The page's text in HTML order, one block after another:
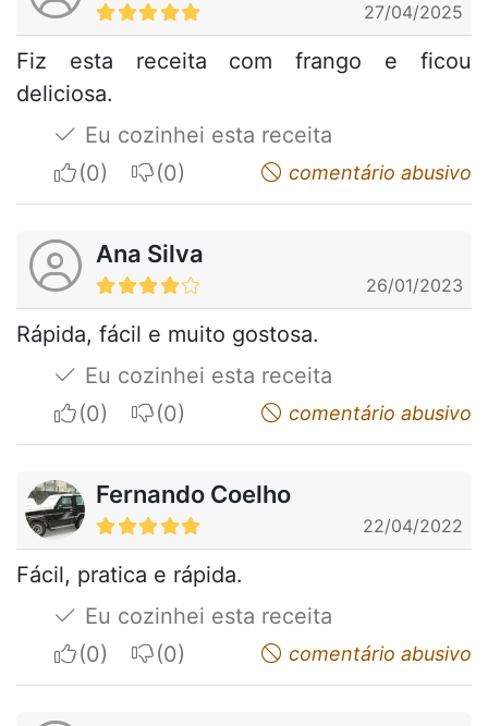
27/04/2025
Fiz esta receita com frango e ficou
deliciosa.
Eu cozinhei esta receita
I apreciateI do not appreciatecomentário abusivo
Ana Silva
26/01/2023
Rápida, fácil e muito gostosa.
Eu cozinhei esta receita
I apreciateI do not appreciatecomentário abusivo
Fernando Coelho
22/04/2022
Fácil, pratica e rápida.
Eu cozinhei esta receita
I apreciateI do not appreciatecomentário abusivo